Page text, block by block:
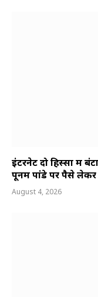
इंटरनेट दो हिस्सों में
पूनम पांडे पर पैसे
August 4, 2026